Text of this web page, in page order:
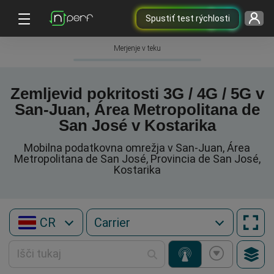
Spustiť test rýchlosti
Merjenje v teku
Zemljevid pokritosti 3G / 4G / 5G v
San-Juan, Área Metropolitana de
San José v Kostarika
Mobilna podatkovna omrežja v San-Juan, Área
Metropolitana de San José, Provincia de San José,
Kostarika
CR